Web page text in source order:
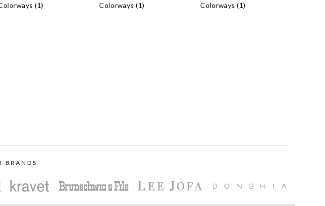
(1)
Colorways (1)
Colorways (1)
BRANDS